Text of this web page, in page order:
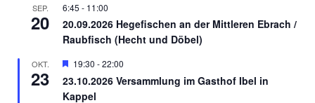
SEP.
20
6:45 - 11:00
20.09.2026 Hegefischen an der Mittleren Ebrach /
Raubfisch (Hecht und Döbel)
OKT.
23
Hervorgehoben
19:30 -22:00
23.10.2026 Versammlung im Gasthof Ibel in
Kappel